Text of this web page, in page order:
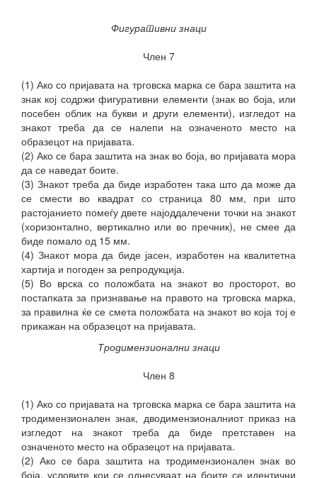
Фигуративни знаци
Член 7
(1) Ако со пријавата на трговска марка се бара заштита на
знак кој содржи фигуративни елементи (знак во боја, или
посебен облик на букви и други елементи), изгледот на
знакот треба да се налепи на означеното место на
образецот на пријавата.
(2) Ако се бара заштита на знак во боја, во пријавата мора
да се наведат боите.
(3) Знакот треба да биде изработен така што да може да
се смести во квадрат со страница 80 мм, при што
растојанието помеѓу двете најоддалечени точки на знакот
(хоризонтално, вертикално или во пречник), не смее да
биде помало од 15 мм.
(4) Знакот мора да биде јасен, изработен на квалитетна
хартија и погоден за репродукција.
(5) Во врска со положбата на знакот во просторот, во
постапката за признавање на правото на трговска марка,
за правилна ќе се смета положбата на знакот во која тој е
прикажан на образецот на пријавата.
Тродимензионални знаци
Член 8
(1) Ако со пријавата на трговска марка се бара заштита на
тродимензионален знак, дводимензионалниот приказ на
изгледот на знакот треба да биде претставен на
означеното место на образецот на пријавата.
(2) Ако се бара заштита на тродимензионален знак во
боја, условите кои се однесуваат на боите се идентични